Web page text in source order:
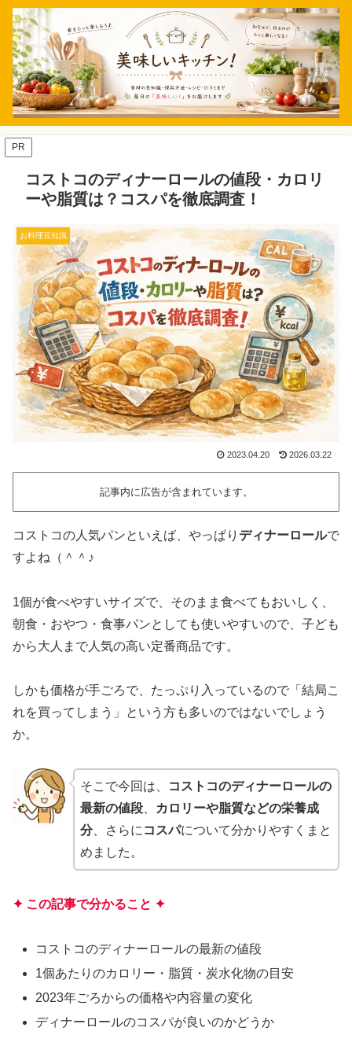
PR
コストコのディナーロールの値段・カロリ
ーや脂質は？コスパを徹底調査！
お料理豆知識
2023.04.20 2026.03.22
記事内に広告が含まれています。
コストコの人気パンといえば、やっぱり ディナーロールで
すよね（＾＾♪
1個が食べやすいサイズで、そのまま食べてもおいしく、
朝食・おやつ・食事パンとしても使いやすいので、子ども
から大人まで人気の高い定番商品です。
しかも価格が手ごろで、たっぷり入っているので「結局こ
れを買ってしまう」という方も多いのではないでしょう
か。
そこで今回は、
コストコのディナーロールの
最新の値段、
カロリーや脂質などの栄養成
分、さらに コスパについて分かりやすくまと
めました。
✦ この記事で分かること ✦
コストコのディナーロールの最新の値段
1個あたりのカロリー・脂質・炭水化物の目安
2023年ごろからの価格や内容量の変化
ディナーロールのコスパが良いのかどうか